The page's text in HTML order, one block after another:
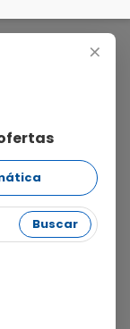
+
Buscar